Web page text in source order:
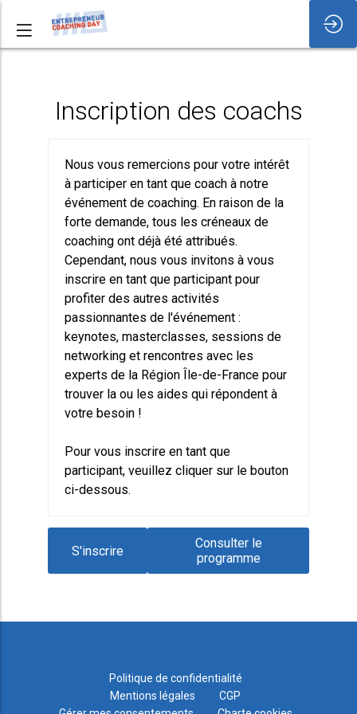
Inscription des coachs
Nous vous remercions pour votre intérêt
à participer en tant que coach à notre
événement de coaching. En raison de la
forte demande, tous les créneaux de
coaching ont déjà été attribués.
Cependant, nous vous invitons à vous
inscrire en tant que participant pour
profiter des autres activités
passionnantes de l'événement :
keynotes, masterclasses, sessions de
networking et rencontres avec les
experts de la Région Île-de-France pour
trouver la ou les aides qui répondent à
votre besoin !
Pour vous inscrire en tant que
participant, veuillez cliquer sur le bouton
ci-dessous.
S'inscrire
Consulter le
programme
Politique de confidentialité
Mentions légales
CGP